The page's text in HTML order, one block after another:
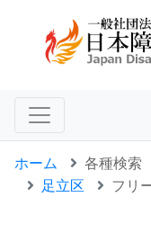
ホーム 各種検索
足立区
フリ